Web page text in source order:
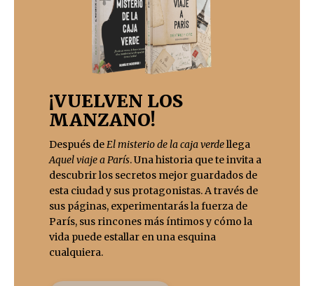
¡VUELVEN LOS
MANZANO!
Después deEl misterio de la caja verdellega
Aquel viaje a París. Una historia que te invita a
descubrir los secretos mejor guardados de
esta ciudad y sus protagonistas. A través de
sus páginas, experimentarás la fuerza de
París, sus rincones más íntimos y cómo la
vida puede estallar en una esquina
cualquiera.